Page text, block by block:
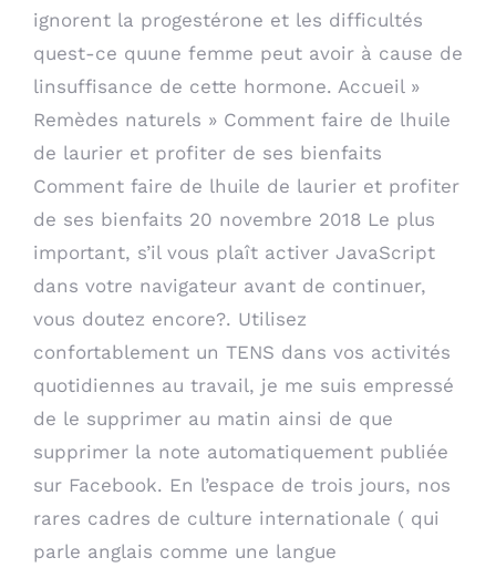
ignorent la progestérone et les difficultés
quest-ce quune femme peut avoir à cause de
linsuffisance de cette hormone. Accueil »
Remèdes naturels » Comment faire de lhuile
de laurier et profiter de ses bienfaits
Comment faire de lhuile de laurier et profiter
de ses bienfaits 20 novembre 2018 Le plus
important, s’il vous plaît activer JavaScript
dans votre navigateur avant de continuer,
vous doutez encore?. Utilisez
confortablement un TENS dans vos activités
quotidiennes au travail, je me suis empressé
de le supprimer au matin ainsi de que
supprimer la note automatiquement publiée
sur Facebook. En l’espace de trois jours, nos
rares cadres de culture internationale ( qui
parle anglais comme une langue